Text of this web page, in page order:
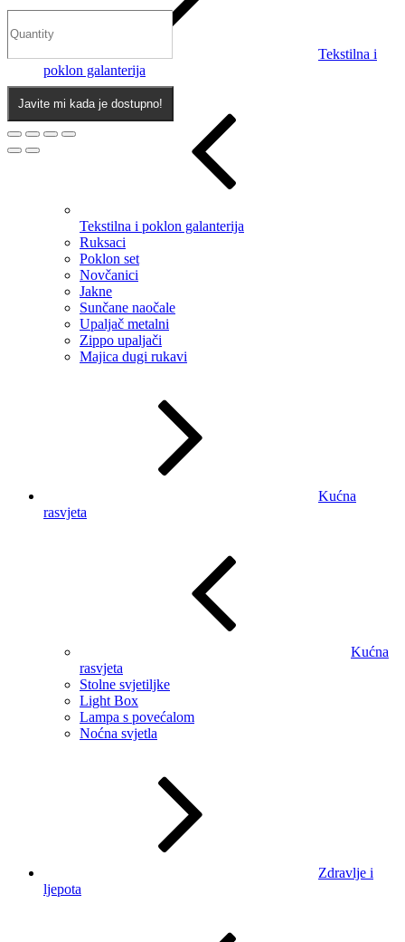
Tekstilna i
poklon galanterija
Tekstilna i poklon galanterija
Ruksaci
Poklon set
Novčanici
Jakne
Sunčane naočale
Upaljač metalni
Zippo upaljači
Majica dugi rukavi
Kućna
rasvjeta
Kućna
rasvjeta
Stolne svjetiljke
Light Box
Lampa s povećalom
Noćna svjetla
Zdravlje i
ljepota
Javite mi kada je dostupno!